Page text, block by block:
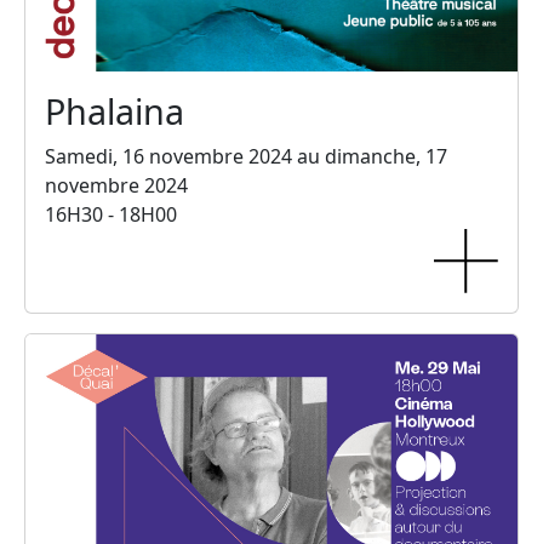
Phalaina
Samedi, 16 novembre 2024 au dimanche, 17
novembre 2024
16H30 - 18H00